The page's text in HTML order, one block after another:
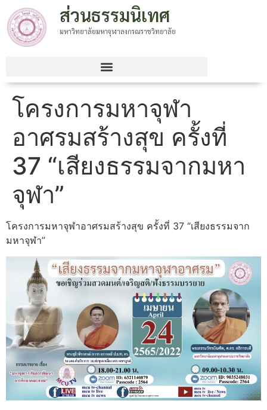
ส่วนธรรมนิเทศ
มหาวิทยาลัยมหาจุฬาลงกรณราชวิทยาลัย
โครงการมหาจุฬา
อาศรมสร้างสุข ครั้งที่
37 “เสียงธรรมจากมหา
จุฬา”
โครงการมหาจุฬาอาศรมสร้างสุข ครั้งที่ 37 “เสียงธรรมจาก
มหาจุฬา”